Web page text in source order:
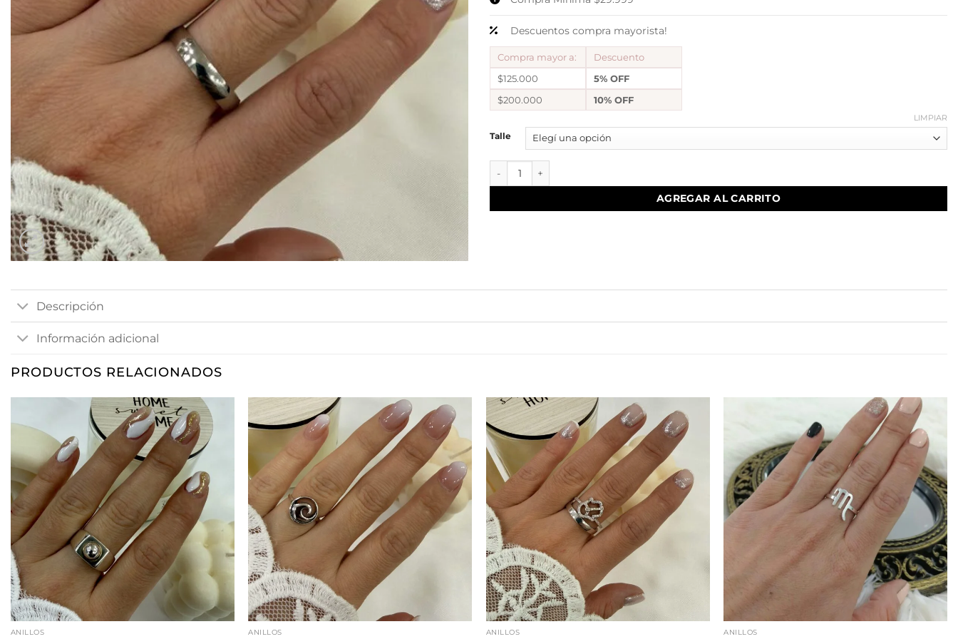
Descuentos compra mayorista!
Compra mayor a:
Descuento
$125.000
5% OFF
$200.000
10% OFF
Talle
LIMPIAR
AGREGAR AL CARRITO
Descripción
Información adicional
PRODUCTOS RELACIONADOS
ANILLOS ANILLOS ANILLOS ANILLOS